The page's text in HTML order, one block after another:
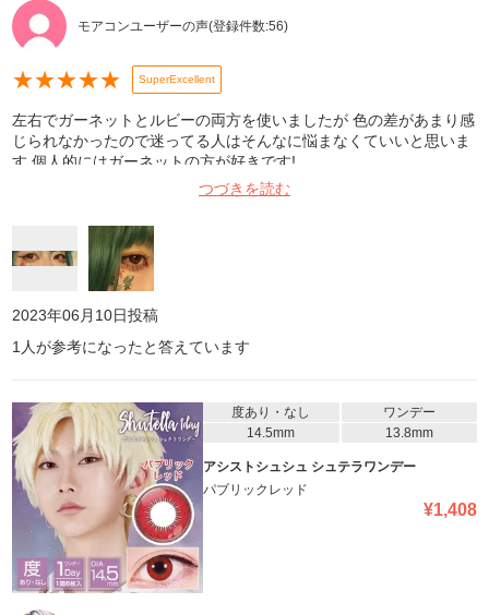
モアコンユーザーの声(登録件数:56)
★★★★★ SuperExcellent
左右でガーネットとルビーの両方を使いましたが 色の差があまり感
じられなかったので迷ってる人はそんなに悩まなくていいと思いま
す 個人的にはガーネットの方が好きです!
つづきを読む
2023年06月10日投稿
1 人が参考になったと答えています
度あり・なし
ワンデー
14.5mm
13.8mm
アシストシュシュ シュテラワンデー
パブリックレッド
¥1,408